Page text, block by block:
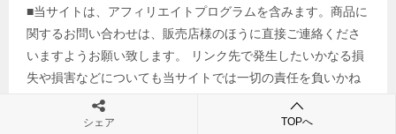
■当サイトは、アフィリエイトプログラムを含みます。商品に
関するお問い合わせは、販売店様のほうに直接ご連絡くださ
いますようお願い致します。 リンク先で発生したいかなる損
失や損害などについても当サイトでは一切の責任を負いかね
ます。 サイト内の買い目情報や馬名などは確認しております
が間違えて掲載している可能性もございます。 あくまで馬券
シェア TOPへ